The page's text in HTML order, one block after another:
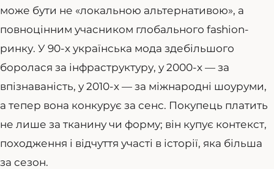
може бути не «локальною альтернативою», а
повноцінним учасником глобального fashion-
ринку. У 90-х українська мода здебільшого
боролася за інфраструктуру, у 2000-х — за
впізнаваність, у 2010-х — за міжнародні шоуруми,
а тепер вона конкурує за сенс. Покупець платить
не лише за тканину чи форму; він купує контекст,
походження і відчуття участі в історії, яка більша
за сезон.